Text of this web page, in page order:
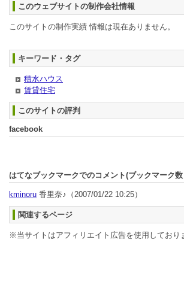
このウェブサイトの制作会社情報
このサイトの制作実績 情報は現在ありません。
キーワード・タグ
積水ハウス
賃貸住宅
このサイトの評判
facebook
はてなブックマークでのコメント(ブックマーク数
kminoru 香里奈♪ （2007/01/22 10:25）
関連するページ
※当サイトはアフィリエイト広告を使用しており